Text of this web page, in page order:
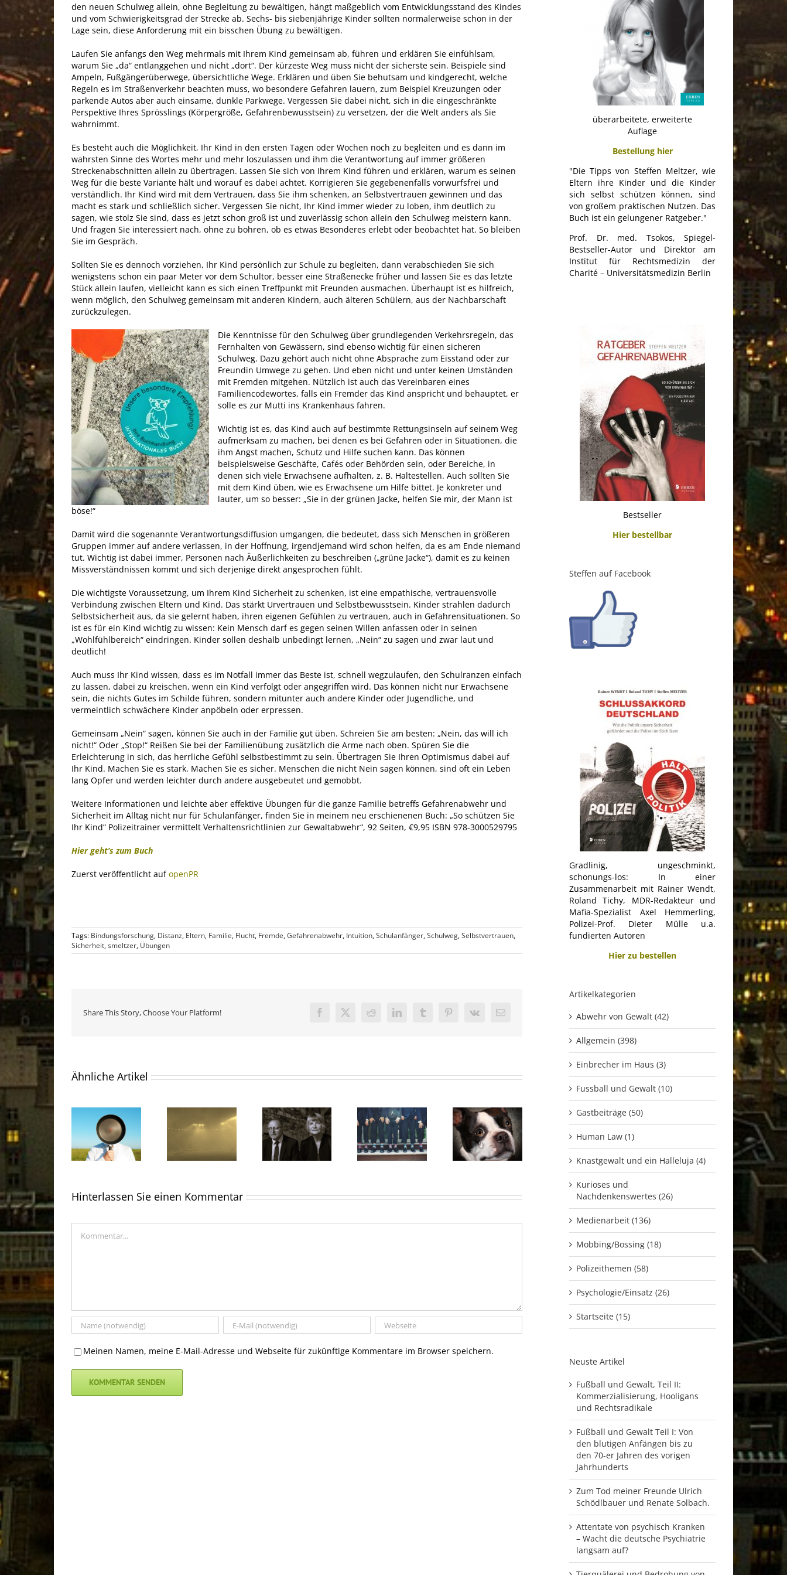
den neuen Schulweg allein, ohne Begleitung zu bewältigen, hängt maßgeblich vom Entwicklungsstand des Kindes
und vom Schwierigkeitsgrad der Strecke ab. Sechs- bis siebenjährige Kinder sollten normalerweise schon in der
Lage sein, diese Anforderung mit ein bisschen Übung zu bewältigen.
Laufen Sie anfangs den Weg mehrmals mit Ihrem Kind gemeinsam ab, führen und erklären Sie einfühlsam,
warum Sie „da“ entlanggehen und nicht „dort“. Der kürzeste Weg muss nicht der sicherste sein. Beispiele sind
Ampeln, Fußgängerüberwege, übersichtliche Wege. Erklären und üben Sie behutsam und kindgerecht, welche
Regeln es im Straßenverkehr beachten muss, wo besondere Gefahren lauern, zum Beispiel Kreuzungen oder
parkende Autos aber auch einsame, dunkle Parkwege. Vergessen Sie dabei nicht, sich in die eingeschränkte
Perspektive Ihres Sprösslings (Körpergröße, Gefahrenbewusstsein) zu versetzen, der die Welt anders als Sie
wahrnimmt.
Es besteht auch die Möglichkeit, Ihr Kind in den ersten Tagen oder Wochen noch zu begleiten und es dann im
wahrsten Sinne des Wortes mehr und mehr loszulassen und ihm die Verantwortung auf immer größeren
Streckenabschnitten allein zu übertragen. Lassen Sie sich von Ihrem Kind führen und erklären, warum es seinen
Weg für die beste Variante hält und worauf es dabei achtet. Korrigieren Sie gegebenenfalls vorwurfsfrei und
verständlich. Ihr Kind wird mit dem Vertrauen, dass Sie ihm schenken, an Selbstvertrauen gewinnen und das
macht es stark und schließlich sicher. Vergessen Sie nicht, Ihr Kind immer wieder zu loben, ihm deutlich zu
sagen, wie stolz Sie sind, dass es jetzt schon groß ist und zuverlässig schon allein den Schulweg meistern kann.
Und fragen Sie interessiert nach, ohne zu bohren, ob es etwas Besonderes erlebt oder beobachtet hat. So bleiben
Sie im Gespräch.
Sollten Sie es dennoch vorziehen, Ihr Kind persönlich zur Schule zu begleiten, dann verabschieden Sie sich
wenigstens schon ein paar Meter vor dem Schultor, besser eine Straßenecke früher und lassen Sie es das letzte
Stück allein laufen, vielleicht kann es sich einen Treffpunkt mit Freunden ausmachen. Überhaupt ist es hilfreich,
wenn möglich, den Schulweg gemeinsam mit anderen Kindern, auch älteren Schülern, aus der Nachbarschaft
zurückzulegen.
Die Kenntnisse für den Schulweg über grundlegenden Verkehrsregeln, das
Fernhalten von Gewässern, sind ebenso wichtig für einen sicheren
Schulweg. Dazu gehört auch nicht ohne Absprache zum Eisstand oder zur
Freundin Umwege zu gehen. Und eben nicht und unter keinen Umständen
mit Fremden mitgehen. Nützlich ist auch das Vereinbaren eines
Familiencodewortes, falls ein Fremder das Kind anspricht und behauptet, er
solle es zur Mutti ins Krankenhaus fahren.
Wichtig ist es, das Kind auch auf bestimmte Rettungsinseln auf seinem Weg
aufmerksam zu machen, bei denen es bei Gefahren oder in Situationen, die
ihm Angst machen, Schutz und Hilfe suchen kann. Das können
beispielsweise Geschäfte, Cafés oder Behörden sein, oder Bereiche, in
denen sich viele Erwachsene aufhalten, z. B. Haltestellen. Auch sollten Sie
mit dem Kind üben, wie es Erwachsene um Hilfe bittet. Je konkreter und
lauter, um so besser: „Sie in der grünen Jacke, helfen Sie mir, der Mann ist
böse!“
Damit wird die sogenannte Verantwortungsdiffusion umgangen, die bedeutet, dass sich Menschen in größeren
Gruppen immer auf andere verlassen, in der Hoffnung, irgendjemand wird schon helfen, da es am Ende niemand
tut. Wichtig ist dabei immer, Personen nach Äußerlichkeiten zu beschreiben („grüne Jacke“), damit es zu keinen
Missverständnissen kommt und sich derjenige direkt angesprochen fühlt.
Die wichtigste Voraussetzung, um Ihrem Kind Sicherheit zu schenken, ist eine empathische, vertrauensvolle
Verbindung zwischen Eltern und Kind. Das stärkt Urvertrauen und Selbstbewusstsein. Kinder strahlen dadurch
Selbstsicherheit aus, da sie gelernt haben, ihren eigenen Gefühlen zu vertrauen, auch in Gefahrensituationen. So
ist es für ein Kind wichtig zu wissen: Kein Mensch darf es gegen seinen Willen anfassen oder in seinen
„Wohlfühlbereich“ eindringen. Kinder sollen deshalb unbedingt lernen, „Nein“ zu sagen und zwar laut und
deutlich!
Auch muss Ihr Kind wissen, dass es im Notfall immer das Beste ist, schnell wegzulaufen, den Schulranzen einfach
zu lassen, dabei zu kreischen, wenn ein Kind verfolgt oder angegriffen wird. Das können nicht nur Erwachsene
sein, die nichts Gutes im Schilde führen, sondern mitunter auch andere Kinder oder Jugendliche, und
vermeintlich schwächere Kinder anpöbeln oder erpressen.
Gemeinsam „Nein“ sagen, können Sie auch in der Familie gut üben. Schreien Sie am besten: „Nein, das will ich
nicht!“ Oder „Stop!“ Reißen Sie bei der Familienübung zusätzlich die Arme nach oben. Spüren Sie die
Erleichterung in sich, das herrliche Gefühl selbstbestimmt zu sein. Übertragen Sie Ihren Optimismus dabei auf
Ihr Kind. Machen Sie es stark. Machen Sie es sicher. Menschen die nicht Nein sagen können, sind oft ein Leben
lang Opfer und werden leichter durch andere ausgebeutet und gemobbt.
Weitere Informationen und leichte aber effektive Übungen für die ganze Familie betreffs Gefahrenabwehr und
Sicherheit im Alltag nicht nur für Schulanfänger, finden Sie in meinem neu erschienenen Buch: „So schützen Sie
Ihr Kind“ Polizeitrainer vermittelt Verhaltensrichtlinien zur Gewaltabwehr“, 92 Seiten, €9,95 ISBN 978-3000529795
Hier geht’s zum Buch
Zuerst veröffentlicht aufopenPR
Tags: Bindungsforschung, Distanz, Eltern, Familie, Flucht, Fremde,Gefahrenabwehr, Intuition,Schulanfänger,Schulweg,Selbstvertrauen,
Sicherheit,smeltzer, Übungen
Share This Story, Choose Your Platform! Facebook
X Reddit LinkedInTumblrPinterest
Vk
E-
Ähnliche Artikel
Hinterlassen Sie einen Kommentar
Meinen Namen, meine E-Mail-Adresse und Webseite für zukünftige Kommentare im Browser speichern.
überarbeitete, erweiterte
Auflage
Bestellung hier
"Die Tipps von Steffen Meltzer, wie
Eltern ihre Kinder und die Kinder
sich selbst schützen können, sind
von großem praktischen Nutzen. Das
Buch ist ein gelungener Ratgeber."
Prof. Dr. med. Tsokos, Spiegel-
Bestseller-Autor und Direktor am
Institut für Rechtsmedizin der
Charité – Universitätsmedizin Berlin
Bestseller
Hier bestellbar
Steffen auf Facebook
Gradlinig, ungeschminkt,
schonungs-los: In einer
Zusammenarbeit mit Rainer Wendt,
Roland Tichy, MDR-Redakteur und
Mafia-Spezialist Axel Hemmerling,
Polizei-Prof. Dieter Mülle u.a.
fundierten Autoren
Hier zu bestellen
Artikelkategorien
Abwehr von Gewalt (42)
Allgemein (398)
Einbrecher im Haus (3)
Fussball und Gewalt (10)
Gastbeiträge (50)
Human Law (1)
Knastgewalt und ein Halleluja (4)
Kurioses und
Nachdenkenswertes (26)
Medienarbeit (136)
Mobbing/Bossing (18)
Polizeithemen (58)
Psychologie/Einsatz (26)
Startseite (15)
Neuste Artikel
Fußball und Gewalt, Teil II:
Kommerzialisierung, Hooligans
und Rechtsradikale
Fußball und Gewalt Teil I: Von
den blutigen Anfängen bis zu
den 70-er Jahren des vorigen
Jahrhunderts
Zum Tod meiner Freunde Ulrich
Schödlbauer und Renate Solbach.
Attentate von psychisch Kranken
– Wacht die deutsche Psychiatrie
langsam auf?